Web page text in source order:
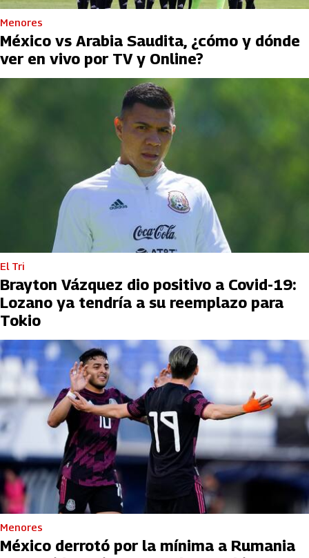
Menores
México vs Arabia Saudita, ¿cómo y dónde
ver en vivo por TV y Online?
El Tri
Brayton Vázquez dio positivo a Covid-19:
Lozano ya tendría a su reemplazo para
Tokio
Menores
México derrotó por la mínima a Rumania